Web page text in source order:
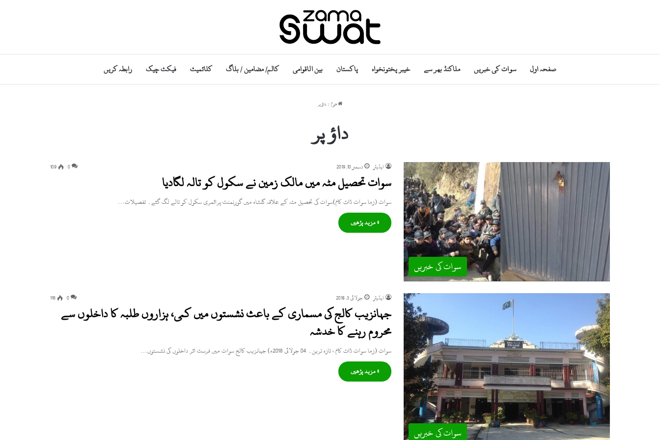
صفحہ اول سوات کی خبریں ملاکنڈ بھر سے خیبر پختونخواہ پاکستان بین الاقوامی کالم/ مضامین / بلاگ کلائمیٹ فیکٹ چیک رابطہ کریں
ھوم/داؤ پر
داؤ پر
سوات کی خبریں
ایڈیٹر دسمبر 10, 2019 0
109
سوات تحصیل مٹہ میں مالک زمین نے سکول کو تالہ لگادیا
سوات (زما سوات ڈاٹ کام)سوات کی تحصیل مٹہ کے علاقہ گلشاہ میں گورنمنٹ پرائمری سکول کو تالے لگ گئے۔ تفصیلات…
» مزید پڑھیں
سوات کی خبریں
ایڈیٹر جولائی 3, 2018 0
116
جہانزیب کالج کی مسماری کے باعث نشستوں میں کمی، ہزاروں طلبہ کا داخلوں سے
محروم رہنے کا خدشہ
سوات (زما سوات ڈاٹ کام ، تازہ ترین۔ 04 جولائی 2018ء) جہانزیب کالج سوات میں فرسٹ ائر داخلوں کی نشستوں…
» مزید پڑھیں